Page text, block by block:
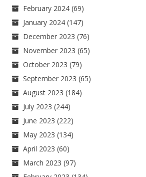
February 2024 (69)
January 2024 (147)
December 2023 (76)
November 2023 (65)
October 2023 (79)
September 2023 (65)
August 2023 (184)
July 2023 (244)
June 2023 (222)
May 2023 (134)
April 2023 (60)
March 2023 (97)